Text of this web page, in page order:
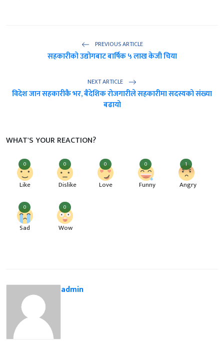
PREVIOUS ARTICLE
सहकारीको उद्योगबाट बार्षिक ५ लाख केजी चिया
NEXT ARTICLE
विदेश जान सहकारीकै भर, बैदेशिक रोजगारीले सहकारीमा सदस्यको संख्या
बढायो
WHAT'S YOUR REACTION?
0
Like
0
Dislike
0
Love
0
Funny
1
Angry
0
Sad
0
Wow
admin